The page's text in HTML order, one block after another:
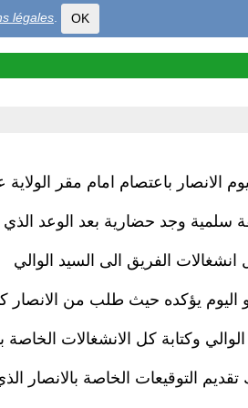
légales. OK
الانصار باعتصام امام مقر الولاية على 8
سلمية وجد حضارية بعد الوعد الذي
انشغالات الفريق الى السيد الوالي
اليوم يؤكده حيث طلب من الانصار
وكتابة كل الانشغالات الخاصة
التوقيعات الخاصة بالانصار